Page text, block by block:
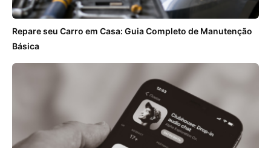
Repare seu Carro em Casa: Guia Completo de Manutenção
Básica